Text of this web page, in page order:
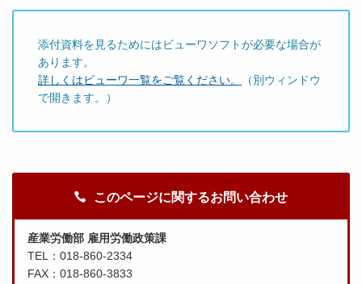
添付資料を見るためにはビューワソフトが必要な場合が
あります。
詳しくはビューワ一覧をご覧ください。
（別ウィンドウ
で開きます。）
このページに関するお問い合わせ
産業労働部 雇用労働政策課
TEL：018-860-2334
FAX：018-860-3833